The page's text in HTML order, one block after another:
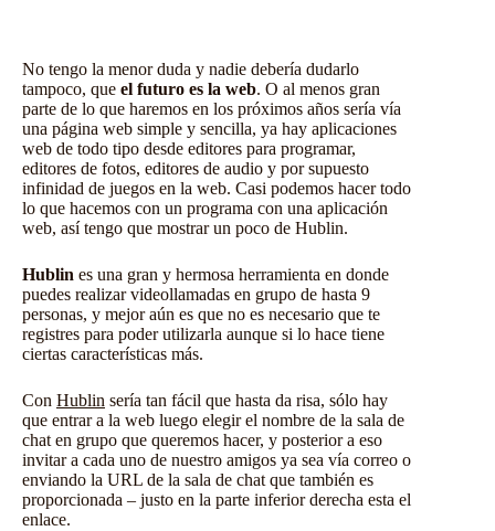
No tengo la menor duda y nadie debería dudarlo
tampoco, que el futuro es la web. O al menos gran
parte de lo que haremos en los próximos años sería vía
una página web simple y sencilla, ya hay aplicaciones
web de todo tipo desde editores para programar,
editores de fotos, editores de audio y por supuesto
infinidad de juegos en la web. Casi podemos hacer todo
lo que hacemos con un programa con una aplicación
web, así tengo que mostrar un poco de Hublin.
Hublin es una gran y hermosa herramienta en donde
puedes realizar videollamadas en grupo de hasta 9
personas, y mejor aún es que no es necesario que te
registres para poder utilizarla aunque si lo hace tiene
ciertas características más.
Con Hublin sería tan fácil que hasta da risa, sólo hay
que entrar a la web luego elegir el nombre de la sala de
chat en grupo que queremos hacer, y posterior a eso
invitar a cada uno de nuestro amigos ya sea vía correo o
enviando la URL de la sala de chat que también es
proporcionada – justo en la parte inferior derecha esta el
enlace.